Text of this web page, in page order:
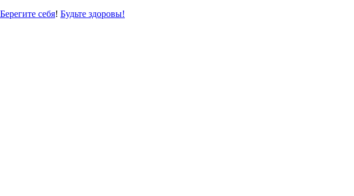
Берегите себя! Будьте здоровы!